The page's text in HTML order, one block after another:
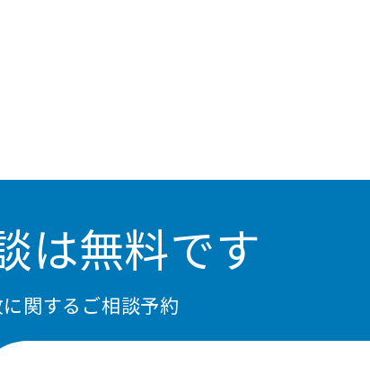
は無料です
関するご相談予約